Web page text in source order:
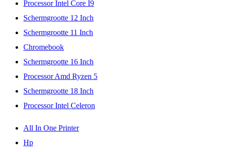
Processor Intel Core I9
Schermgrootte 12 Inch
Schermgrootte 11 Inch
Chromebook
Schermgrootte 16 Inch
Processor Amd Ryzen 5
Schermgrootte 18 Inch
Processor Intel Celeron
All In One Printer
Hp